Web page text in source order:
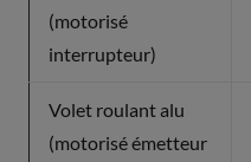
(motorisé
interrupteur)
Volet roulant alu
(motorisé émetteur